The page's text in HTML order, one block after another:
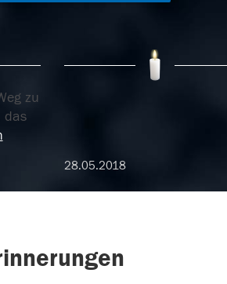
zu
das
28.05.2018